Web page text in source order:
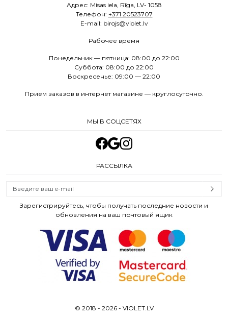
Адрес: Misas iela, Rīga, LV- 1058
Телефон: +371 20523707
E-mail: birojs@violet.lv
Рабочее время
Понедельник — пятница: 08:00 до 22:00
Суббота: 08:00 до 22:00
Воскресенье: 09:00 — 22:00
Прием заказов в интернет магазине — круглосуточно.
МЫ В СОЦСЕТЯХ
РАССЫЛКА
Зарегистрируйтесь, чтобы получать последние новости и
обновления на ваш почтовый ящик
© 2018 - 2026 - VIOLET.LV